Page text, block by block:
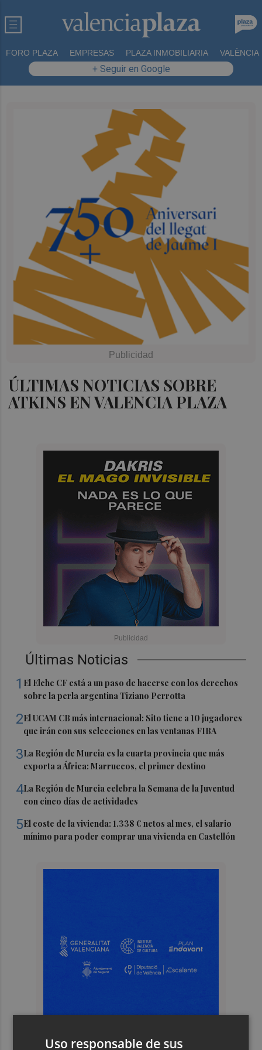
FORO PLAZA EMPRESAS PLAZA INMOBILIARIA VALÈNCIA
+ Seguir en Google
ÚLTIMAS NOTICIAS SOBRE
ATKINS EN VALENCIA PLAZA
Últimas Noticias
1 El Elche CF está a un paso de hacerse con los derechos
sobre la perla argentina Tiziano Perrotta
2El UCAM CB más internacional: Sito tiene a 10 jugadores
que irán con sus selecciones en las ventanas FIBA
3La Región de Murcia es la cuarta provincia que más
exporta a África: Marruecos, el primer destino
4La Región de Murcia celebra la Semana de la Juventud
con cinco días de actividades
5El coste de la vivienda: 1.338 € netos al mes, el salario
mínimo para poder comprar una vivienda en Castellón
Uso responsable de sus